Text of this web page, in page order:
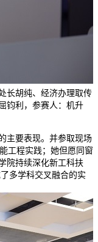
长胡纯、经济办理取传
钧利，参赛人：机升
主要表现。并参取现场
工程实践；她但愿同窗
院持续深化新工科扶
多学科交叉融合的实